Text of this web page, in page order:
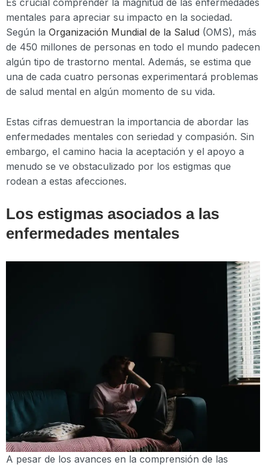
Es crucial comprender la magnitud de las enfermedades
mentales para apreciar su impacto en la sociedad.
Según la Organización Mundial de la Salud (OMS), más
de 450 millones de personas en todo el mundo padecen
algún tipo de trastorno mental. Además, se estima que
una de cada cuatro personas experimentará problemas
de salud mental en algún momento de su vida.
Estas cifras demuestran la importancia de abordar las
enfermedades mentales con seriedad y compasión. Sin
embargo, el camino hacia la aceptación y el apoyo a
menudo se ve obstaculizado por los estigmas que
rodean a estas afecciones.
Los estigmas asociados a las
enfermedades mentales
A pesar de los avances en la comprensión de las